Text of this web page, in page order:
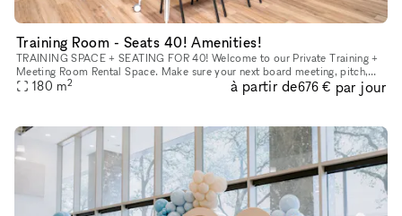
Training Room - Seats 40! Amenities!
TRAINING SPACE + SEATING FOR 40! Welcome to our Private Training +
Meeting Room Rental Space. Make sure your next board meeting, pitch,
seminar or workshop goes perfectly. With a convenient locati
180 m2 à partir de676 € par jour